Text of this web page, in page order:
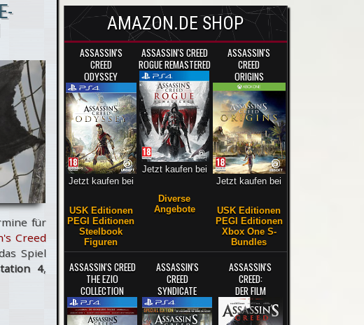
für
Creed
Spiel
4,
AMAZON.DE SHOP
ASSASSIN'S
CREED
ODYSSEY
Jetzt kaufen bei
USK Editionen
PEGI Editionen
Steelbook
Figuren
ASSASSIN'S CREED
ROGUE REMASTERED
Jetzt kaufen bei
Diverse
Angebote
ASSASSIN'S
CREED
ORIGINS
Jetzt kaufen bei
USK Editionen
PEGI Editionen
Xbox One S-
Bundles
ASSASSIN'S CREED
THE EZIO
COLLECTION
ASSASSIN'S
CREED
SYNDICATE
ASSASSIN'S
CREED:
DER FILM